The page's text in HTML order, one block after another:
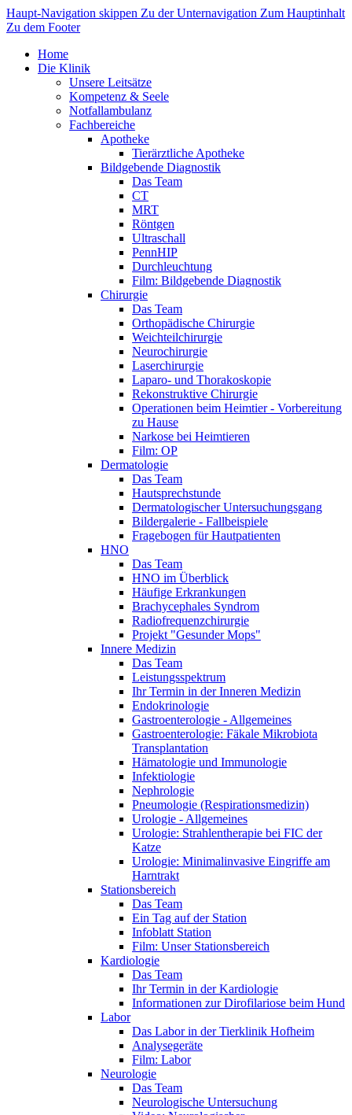
Haupt-Navigation skippen Zu der Unternavigation Zum Hauptinhalt
Zu dem Footer
Home
Die Klinik
Unsere Leitsätze
Kompetenz & Seele
Notfallambulanz
Fachbereiche
Apotheke
Tierärztliche Apotheke
Bildgebende Diagnostik
Das Team
CT
MRT
Röntgen
Ultraschall
PennHIP
Durchleuchtung
Film: Bildgebende Diagnostik
Chirurgie
Das Team
Orthopädische Chirurgie
Weichteilchirurgie
Neurochirurgie
Laserchirurgie
Laparo- und Thorakoskopie
Rekonstruktive Chirurgie
Operationen beim Heimtier - Vorbereitung
zu Hause
Narkose bei Heimtieren
Film: OP
Dermatologie
Das Team
Hautsprechstunde
Dermatologischer Untersuchungsgang
Bildergalerie - Fallbeispiele
Fragebogen für Hautpatienten
HNO
Das Team
HNO im Überblick
Häufige Erkrankungen
Brachycephales Syndrom
Radiofrequenzchirurgie
Projekt "Gesunder Mops"
Innere Medizin
Das Team
Leistungsspektrum
Ihr Termin in der Inneren Medizin
Endokrinologie
Gastroenterologie - Allgemeines
Gastroenterologie: Fäkale Mikrobiota
Transplantation
Hämatologie und Immunologie
Infektiologie
Nephrologie
Pneumologie (Respirationsmedizin)
Urologie - Allgemeines
Urologie: Strahlentherapie bei FIC der
Katze
Urologie: Minimalinvasive Eingriffe am
Harntrakt
Stationsbereich
Das Team
Ein Tag auf der Station
Infoblatt Station
Film: Unser Stationsbereich
Kardiologie
Das Team
Ihr Termin in der Kardiologie
Informationen zur Dirofilariose beim Hund
Labor
Das Labor in der Tierklinik Hofheim
Analysegeräte
Film: Labor
Neurologie
Das Team
Neurologische Untersuchung